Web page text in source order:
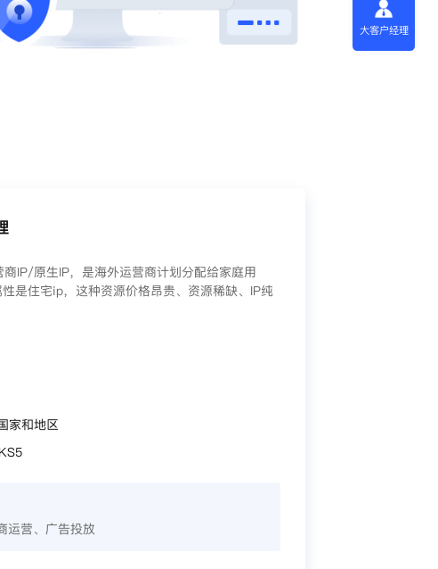
IP/原生IP，是海外运营商计划分配给家庭用
是住宅ip，这种资源价格昂贵、资源稀缺、IP纯
家和地区
运营、广告投放
大客户经理